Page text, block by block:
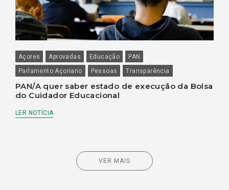
Açores Aprovadas Educação
PAN
Parlamento Açoriano
Pessoas Transparência
PAN/A quer saber estado de execução da Bolsa
do Cuidador Educacional
LER NOTÍCIA
VER MAIS